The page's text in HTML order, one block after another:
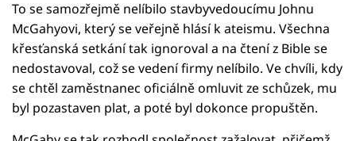
To se samozřejmě nelíbilo stavbyvedoucímu Johnu
McGahyovi, který se veřejně hlásí k ateismu. Všechna
křesťanská setkání tak ignoroval a na čtení z Bible se
nedostavoval, což se vedení firmy nelíbilo. Ve chvíli, kdy
se chtěl zaměstnanec oficiálně omluvit ze schůzek, mu
byl pozastaven plat, a poté byl dokonce propuštěn.